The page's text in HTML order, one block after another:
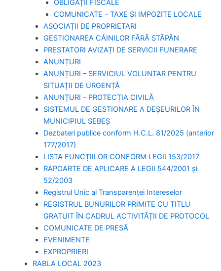
OBLIGAȚII FISCALE
COMUNICATE – TAXE ȘI IMPOZITE LOCALE
ASOCIAȚII DE PROPRIETARI
GESTIONAREA CÂINILOR FĂRĂ STĂPÂN
PRESTATORI AVIZAȚI DE SERVICII FUNERARE
ANUNȚURI
ANUNȚURI – SERVICIUL VOLUNTAR PENTRU
SITUAȚII DE URGENȚĂ
ANUNȚURI – PROTECȚIA CIVILĂ
SISTEMUL DE GESTIONARE A DEȘEURILOR ÎN
MUNICIPIUL SEBEȘ
Dezbateri publice conform H.C.L. 81/2025 (anterior
177/2017)
LISTA FUNCȚIILOR CONFORM LEGII 153/2017
RAPOARTE DE APLICARE A LEGII 544/2001 și
52/2003
Registrul Unic al Transparenței Intereselor
REGISTRUL BUNURILOR PRIMITE CU TITLU
GRATUIT ÎN CADRUL ACTIVITĂȚII DE PROTOCOL
COMUNICATE DE PRESĂ
EVENIMENTE
EXPROPRIERI
RABLA LOCAL 2023